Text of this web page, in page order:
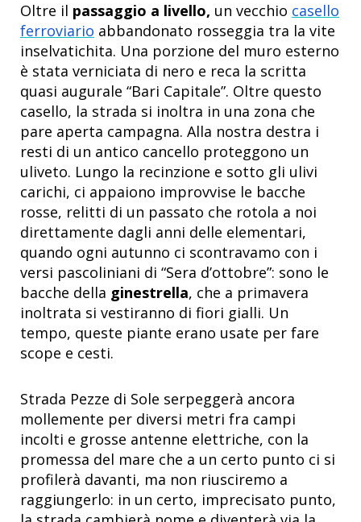
Oltre il passaggio a livello, un vecchio casello
ferroviario abbandonato rosseggia tra la vite
inselvatichita. Una porzione del muro esterno
è stata verniciata di nero e reca la scritta
quasi augurale “Bari Capitale”. Oltre questo
casello, la strada si inoltra in una zona che
pare aperta campagna. Alla nostra destra i
resti di un antico cancello proteggono un
uliveto. Lungo la recinzione e sotto gli ulivi
carichi, ci appaiono improvvise le bacche
rosse, relitti di un passato che rotola a noi
direttamente dagli anni delle elementari,
quando ogni autunno ci scontravamo con i
versi pascoliniani di “Sera d’ottobre”: sono le
bacche della ginestrella, che a primavera
inoltrata si vestiranno di fiori gialli. Un
tempo, queste piante erano usate per fare
scope e cesti.
Strada Pezze di Sole serpeggerà ancora
mollemente per diversi metri fra campi
incolti e grosse antenne elettriche, con la
promessa del mare che a un certo punto ci si
profilerà davanti, ma non riusciremo a
raggiungerlo: in un certo, imprecisato punto,